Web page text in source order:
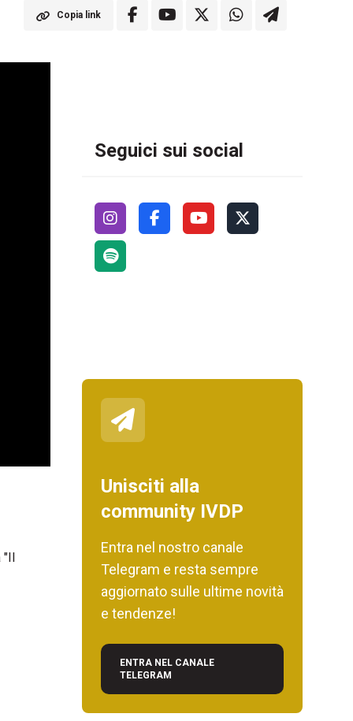
Copia link
"Il
Seguici sui social
Unisciti alla
community IVDP
Entra nel nostro canale
Telegram e resta sempre
aggiornato sulle ultime novità
e tendenze!
ENTRA NEL CANALE
TELEGRAM